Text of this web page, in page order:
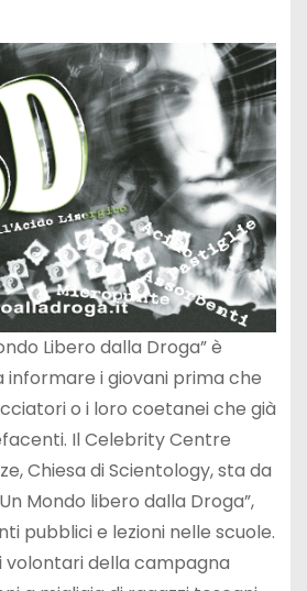
Libero dalla Droga” è
informare i giovani prima che
o i loro coetanei che già
Il Celebrity Centre
Chiesa di Scientology, sta da
Mondo libero dalla Droga”,
pubblici e lezioni nelle scuole.
volontari della campagna